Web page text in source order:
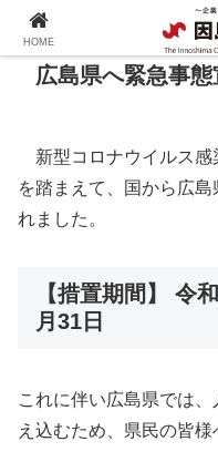
広島県へ緊急事
新型コロナウイルス感
を踏まえて、国から広
れました。
【措置期間】 令
月31日
これに伴い広島県では
え込むため、県民の皆様
HOME